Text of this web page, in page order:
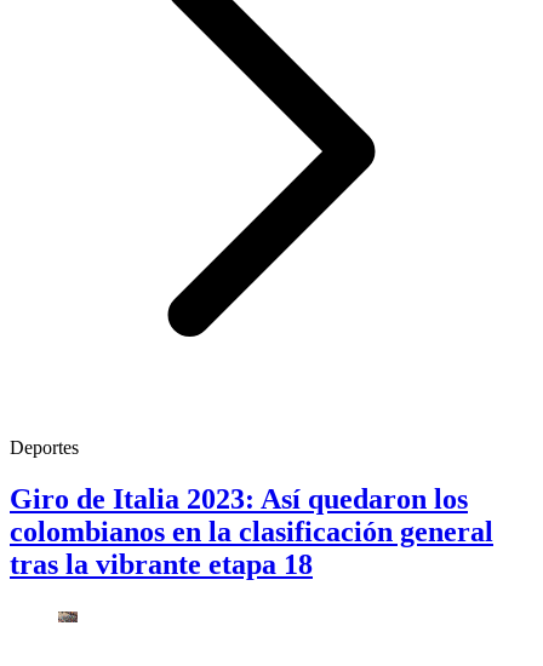
Deportes
Giro de Italia 2023: Así quedaron los
colombianos en la clasificación general
tras la vibrante etapa 18